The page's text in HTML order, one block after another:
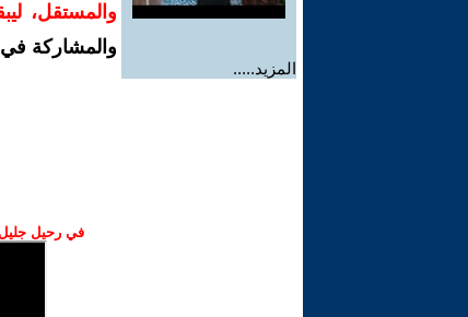
المزيد.....
والمستقل،
والمشاركة
في رحيل جليل